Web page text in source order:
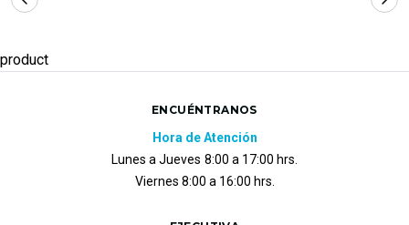
product
ENCUÉNTRANOS
Hora de Atención
Lunes a Jueves 8:00 a 17:00 hrs.
Viernes 8:00 a 16:00 hrs.